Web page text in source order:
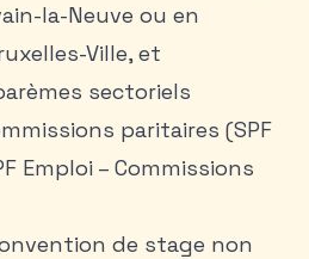
la-Neuve ou en
Ville, et
sectoriels
paritaires (SPF
Emploi – Commissions
de stage non